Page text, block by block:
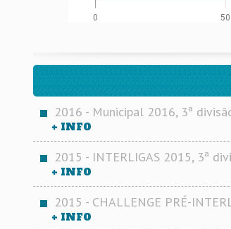
0 50
2016 - Municipal 2016, 3ª
+ INFO
2015 - INTERLIGAS 2015, 3ª
+ INFO
2015 - CHALLENGE PRÉ-
+ INFO